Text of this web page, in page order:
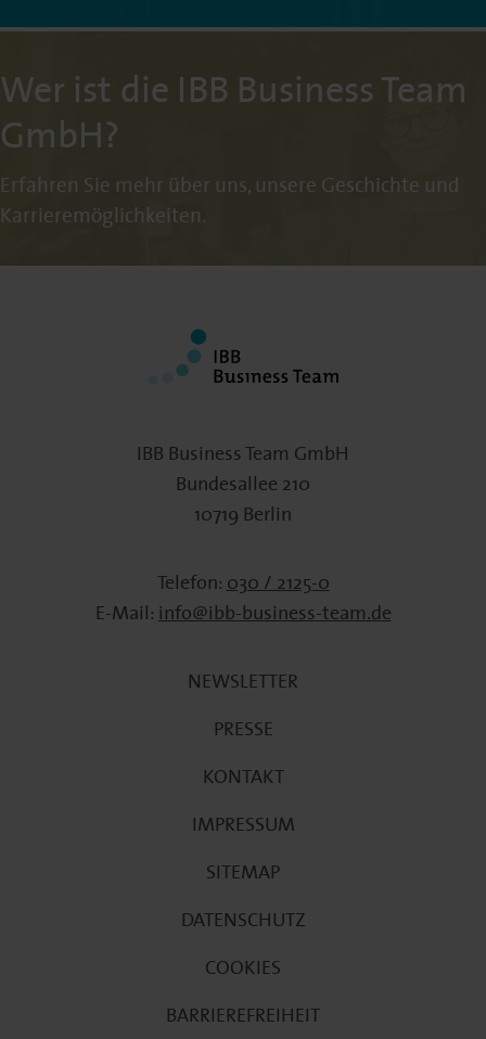
Wer ist die IBB Business Team
GmbH?
Erfahren Sie mehr über uns, unsere Geschichte und
Karrieremöglichkeiten.
IBB Business Team GmbH
Bundesallee 210
10719 Berlin
Telefon:030 / 2125-0
E-Mail:info@ibb-business-team.de
NEWSLETTER
PRESSE
KONTAKT
IMPRESSUM
SITEMAP
DATENSCHUTZ
COOKIES
BARRIEREFREIHEIT